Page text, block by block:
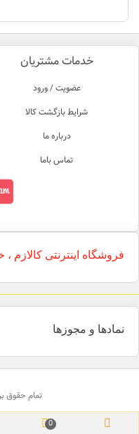
خدمات مشتریان
عضویت / ورود
شرایط بازگشت کالا
درباره ما
تماس باما
فروشگاه اینترنتی کالازم
نمادها و مجوزها
تمام حقوق
0